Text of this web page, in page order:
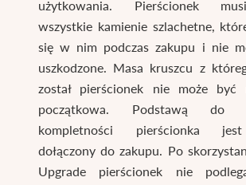
użytkowania. Pierścionek
wszystkie kamienie szlachetne,
się w nim podczas zakupu i nie
uszkodzone. Masa kruszcu z
został pierścionek nie może być
początkowa. Podstawą do
kompletności pierścionka
dołączony do zakupu. Po
Upgrade pierścionek nie